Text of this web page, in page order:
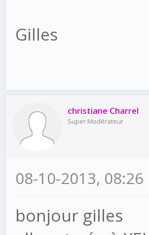
Gilles
christiane Charrel
Super Modérateur
08-10-2013, 08:26
bonjour gilles